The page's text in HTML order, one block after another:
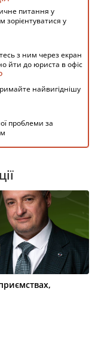
питання у
у
з ним через екран
йти до юриста в офіс
найвигіднішу
проблеми за